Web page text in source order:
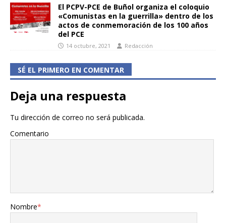
El PCPV-PCE de Buñol organiza el coloquio
«Comunistas en la guerrilla» dentro de los
actos de conmemoración de los 100 años
del PCE
14 octubre, 2021 Redacción
SÉ EL PRIMERO EN COMENTAR
Deja una respuesta
Tu dirección de correo no será publicada.
Comentario
Nombre*